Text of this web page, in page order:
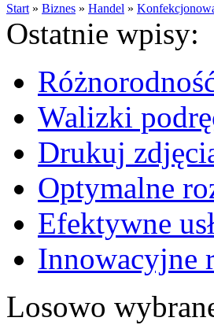
Start » Biznes » Handel »
Ostatnie wpisy:
Walizki
Drukuj
Optymalne
Efektywne
Innowacyjne
Losowo